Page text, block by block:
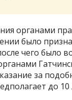
органами
было
чего было
за
до